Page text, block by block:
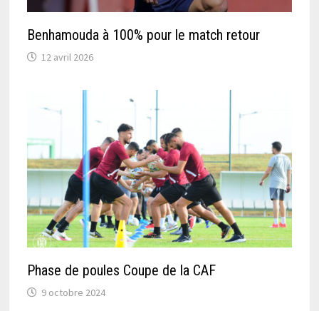
Benhamouda à 100% pour le match retour
12 avril 2026
Phase de poules Coupe de la CAF
9 octobre 2024